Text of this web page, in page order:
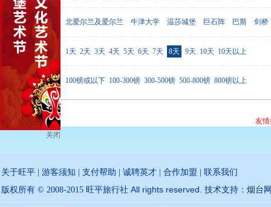
目的地点 北爱尔兰及爱尔兰 牛津大学 温莎城堡 巨石阵 巴斯 剑桥
行程天数 1天 2天 3天 4天 5天 6天 7天 8天 9天 10天 10天以上
价格范围 100镑或以下 100-300镑 300-500镑 500-800镑 800镑以上
友
关于旺平 游客须知 支付帮助 诚聘英才 合作加盟
联系我们
版权所有 © 2008-2015 旺平旅行社 All rights reserved. 技术支持： 烟台
关闭